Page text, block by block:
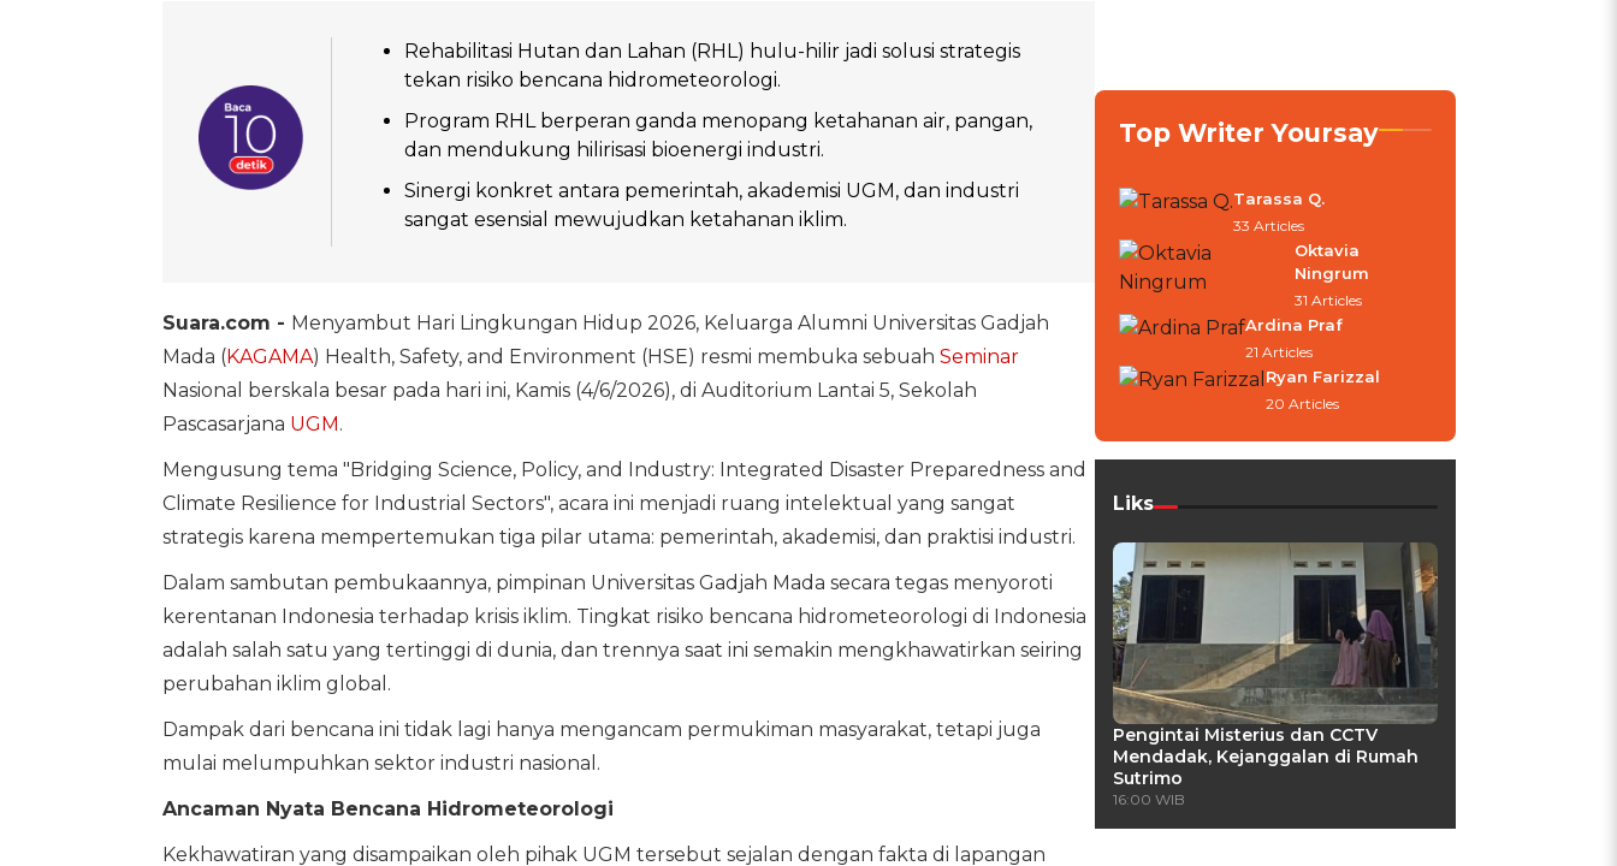
Rehabilitasi Hutan dan Lahan (RHL) hulu-hilir jadi solusi strategis
tekan risiko bencana hidrometeorologi.
Program RHL berperan ganda menopang ketahanan air, pangan,
dan mendukung hilirisasi bioenergi industri.
Sinergi konkret antara pemerintah, akademisi UGM, dan industri
sangat esensial mewujudkan ketahanan iklim.
Suara.com - Menyambut Hari Lingkungan Hidup 2026, Keluarga Alumni Universitas Gadjah
Mada (KAGAMA) Health, Safety, and Environment (HSE) resmi membuka sebuah Seminar
Nasional berskala besar pada hari ini, Kamis (4/6/2026), di Auditorium Lantai 5, Sekolah
Pascasarjana UGM.
Mengusung tema "Bridging Science, Policy, and Industry: Integrated Disaster Preparedness and
Climate Resilience for Industrial Sectors", acara ini menjadi ruang intelektual yang sangat
strategis karena mempertemukan tiga pilar utama: pemerintah, akademisi, dan praktisi industri.
Dalam sambutan pembukaannya, pimpinan Universitas Gadjah Mada secara tegas menyoroti
kerentanan Indonesia terhadap krisis iklim. Tingkat risiko bencana hidrometeorologi di Indonesia
adalah salah satu yang tertinggi di dunia, dan trennya saat ini semakin mengkhawatirkan seiring
perubahan iklim global.
Dampak dari bencana ini tidak lagi hanya mengancam permukiman masyarakat, tetapi juga
mulai melumpuhkan sektor industri nasional.
Ancaman Nyata Bencana Hidrometeorologi
Kekhawatiran yang disampaikan oleh pihak UGM tersebut sejalan dengan fakta di lapangan
Top Writer Yoursay
Tarassa Q.
33 Articles
Oktavia
Ningrum
31 Articles
Ardina Praf
21 Articles
Ryan Farizzal
20 Articles
Liks
Pengintai Misterius dan CCTV
Mendadak, Kejanggalan di Rumah
Sutrimo
16:00 WIB